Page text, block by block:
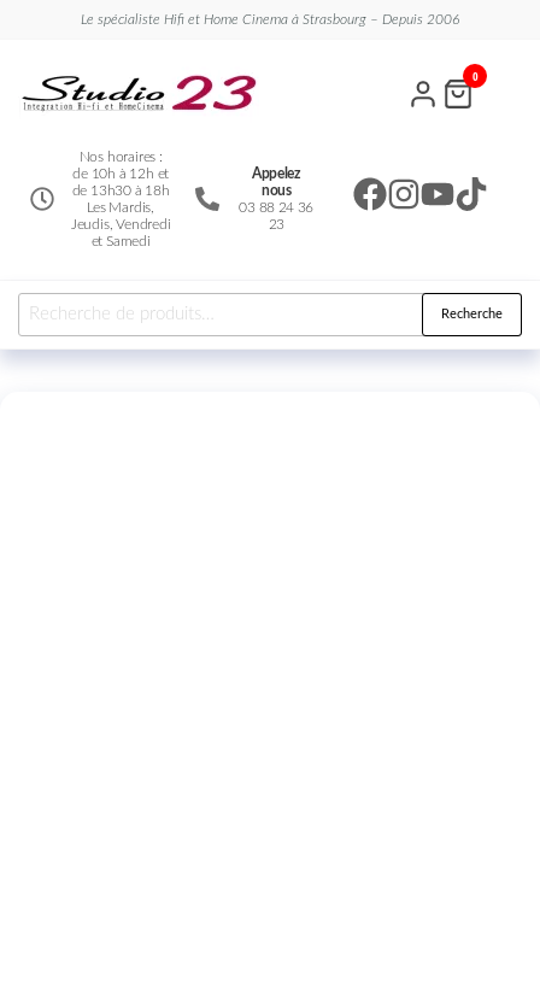
Le spécialiste Hifi et Home Cinema à Strasbourg – Depuis 2006
Nos horaires :
de 10h à 12h et
de 13h30 à 18h
Les Mardis,
Jeudis, Vendredi
et Samedi
Appelez
nous
03 88 24 36
23
0
Recherche